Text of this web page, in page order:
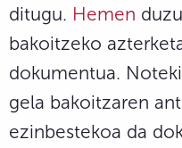
ditugu. Hemen
bakoitzeko
dokumentua.
gela bakoitzaren
ezinbestekoa da